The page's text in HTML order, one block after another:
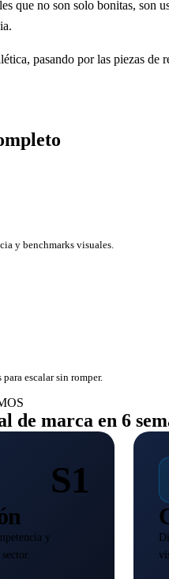
que no son solo bonitas, son
pasando por las piezas de
y benchmarks visuales.
escalar sin romper.
de marca en 6
S1
y